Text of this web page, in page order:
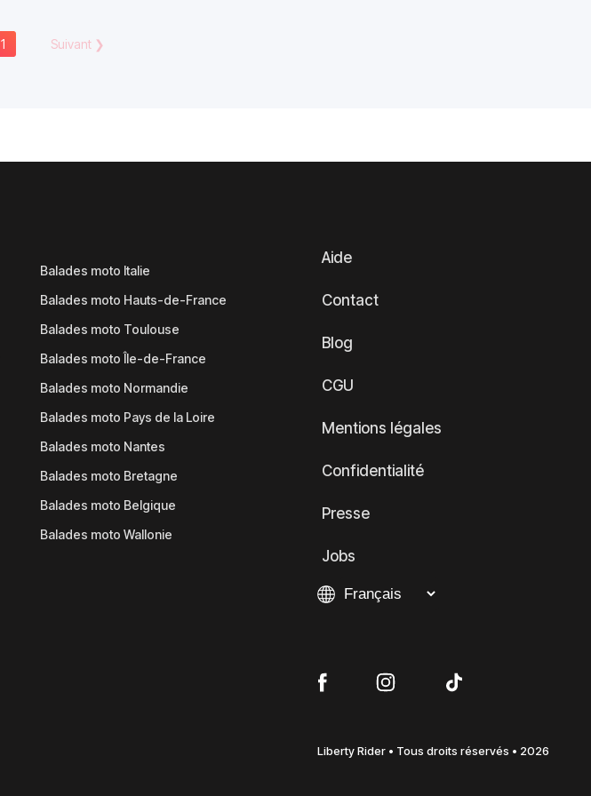
1 Suivant❯
Balades moto Italie
Balades moto Hauts-de-France
Balades moto Toulouse
Balades moto Île-de-France
Balades moto Normandie
Balades moto Pays de la Loire
Balades moto Nantes
Balades moto Bretagne
Balades moto Belgique
Balades moto Wallonie
Aide
Contact
Blog
CGU
Mentions légales
Confidentialité
Presse
Jobs
Liberty Rider • Tous droits réservés • 2026